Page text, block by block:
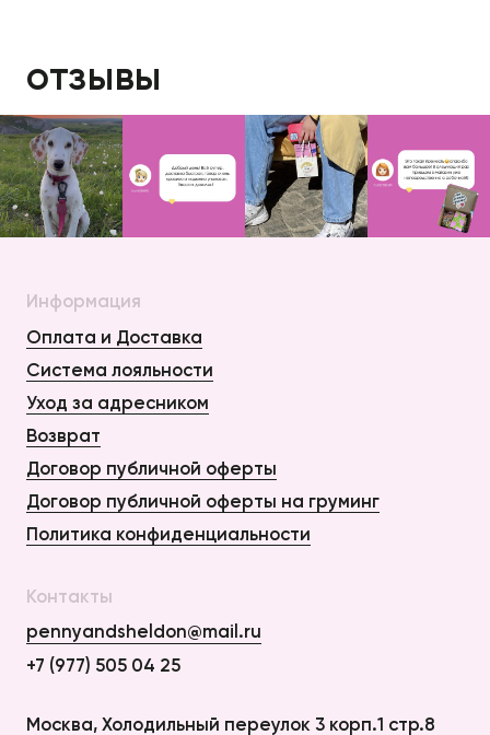
отзывы
Информация
Оплата и Доставка
Система лояльности
Уход за адресником
Возврат
Договор публичной оферты
Договор публичной оферты на груминг
Политика конфиденциальности
Контакты
pennyandsheldon@mail.ru
+7 (977) 505 04 25
Москва, Холодильный переулок 3 корп.1 стр.8
Оплата и Доставка